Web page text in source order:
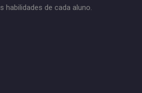
habilidades de cada aluno.